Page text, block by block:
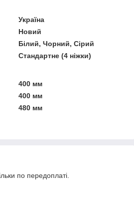
Україна
Новий
Білий, Чорний, Сірий
Стандартне (4 ніжки)
400 мм
400 мм
480 мм
по передоплаті.